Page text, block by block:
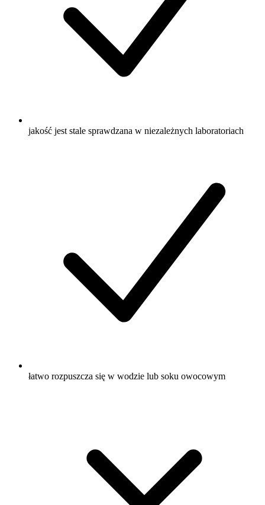
jakość jest stale sprawdzana w niezależnych laboratoriach
łatwo rozpuszcza się w wodzie lub soku owocowym